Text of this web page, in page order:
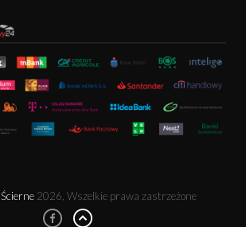
Ścierne 2026, Wszelkie prawa zastrzeżone